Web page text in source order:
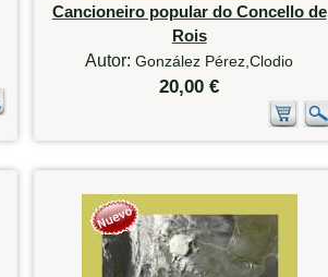
Cancioneiro popular do Concello de
Rois
Autor:González Pérez,Clodio
20,00 €